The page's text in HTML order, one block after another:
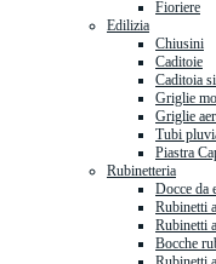
Fioriere
Edilizia
Chiusini
Caditoie
Caditoia
Griglie
Griglie
Tubi
Piastra
Rubinetteria
Docce da
Rubinetti
Rubinetti
Bocche